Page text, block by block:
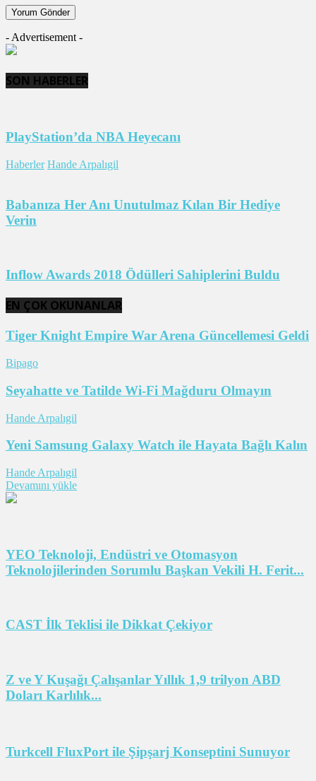
- Advertisement -
SON HABERLER
PlayStation’da NBA Heyecanı
Haberler Hande Arpalıgil
Babanıza Her Anı Unutulmaz Kılan Bir Hediye
Verin
Inflow Awards 2018 Ödülleri Sahiplerini Buldu
EN ÇOK OKUNANLAR
Tiger Knight Empire War Arena Güncellemesi Geldi
Bipago
Seyahatte ve Tatilde Wi-Fi Mağduru Olmayın
Hande Arpalıgil
Yeni Samsung Galaxy Watch ile Hayata Bağlı Kalın
Hande Arpalıgil
Devamını yükle
YEO Teknoloji, Endüstri ve Otomasyon
Teknolojilerinden Sorumlu Başkan Vekili H. Ferit...
CAST İlk Teklisi ile Dikkat Çekiyor
Z ve Y Kuşağı Çalışanlar Yıllık 1,9 trilyon ABD
Doları Karlılık...
Turkcell FluxPort ile Şipşarj Konseptini Sunuyor